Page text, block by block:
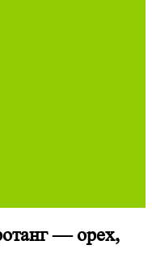
— орех,